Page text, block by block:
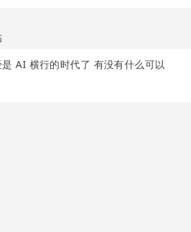
是 AI 横行的时代了 有没有什么可以